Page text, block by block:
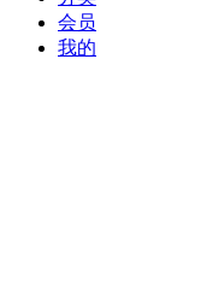
会员
我的